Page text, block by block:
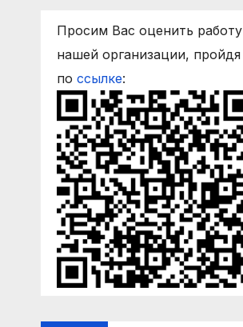
Просим Вас оценить работу
нашей организации, пройдя
по ссылке: